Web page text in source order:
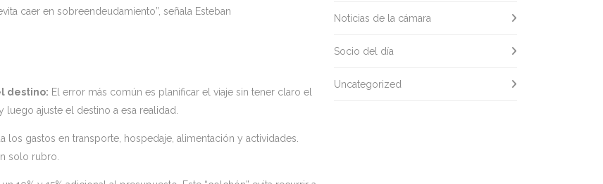
caer en sobreendeudamiento”, señala Esteban
destino: El error más común es planificar el viaje sin tener claro el
ajuste el destino a esa realidad.
los gastos en transporte, hospedaje, alimentación y actividades.
solo rubro.
Noticias de la cámara
Socio del día
Uncategorized